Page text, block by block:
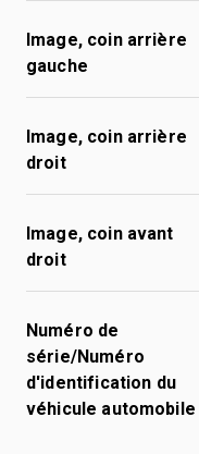
Image, coin arrière
gauche
Image, coin arrière
droit
Image, coin avant
droit
Numéro de
série/Numéro
d'identification du
véhicule automobile